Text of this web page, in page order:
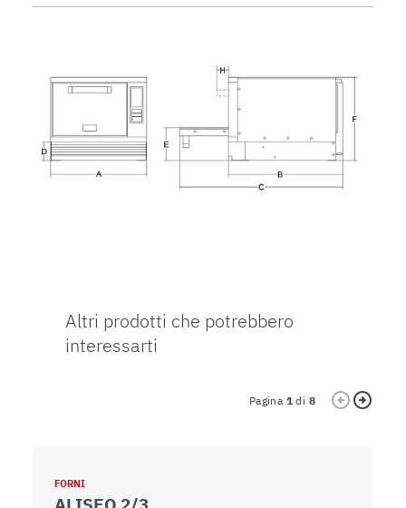
Altri prodotti che potrebbero
interessarti
Pagina 1 di 8
FORNI